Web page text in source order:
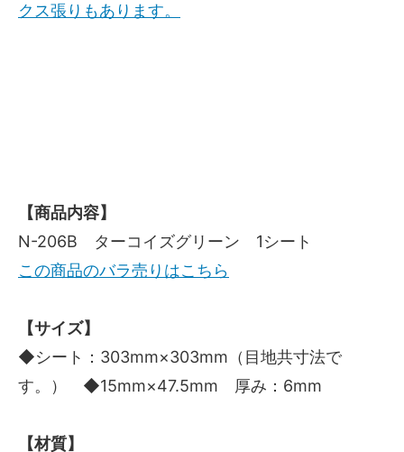
クス張りもあります。
【商品内容】
N-206B ターコイズグリーン 1シート
この商品のバラ売りはこちら
【サイズ】
◆シート：303mm×303mm（目地共寸法で
す。） ◆15mm×47.5mm 厚み：6mm
【材質】